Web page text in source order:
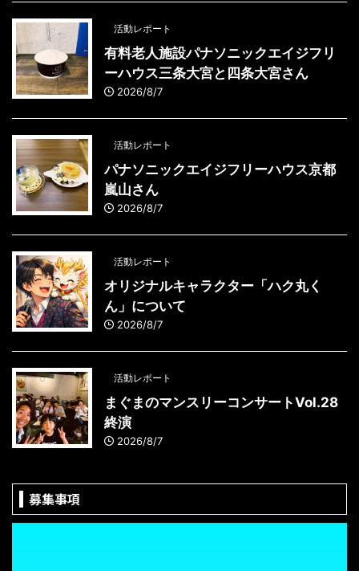
活動レポート
有料老人施設パナソニックエイジフリ
ーハウス三条大宮と四条大宮さん
2026/8/7
活動レポート
パナソニックエイジフリーハウス京都
嵐山さん
2026/8/7
活動レポート
オリジナルキャラクター「ハク丸く
ん」について
2026/8/7
活動レポート
まぐまのマンスリーコンサートVol.28
終演
2026/8/7
募集事項